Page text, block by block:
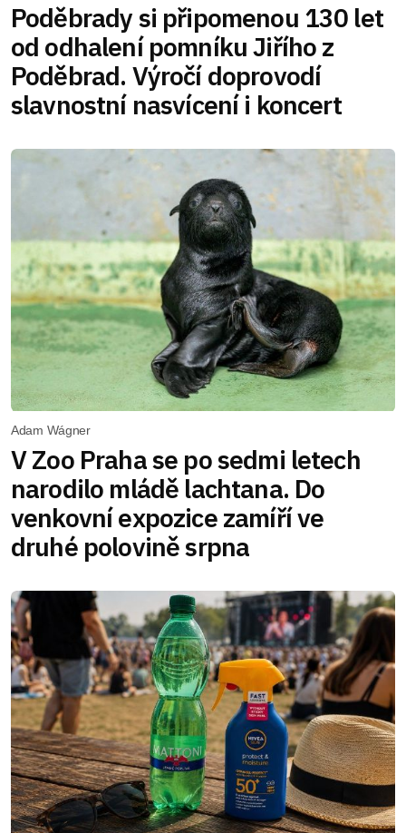
Poděbrady si připomenou 130 let
od odhalení pomníku Jiřího z
Poděbrad. Výročí doprovodí
slavnostní nasvícení i koncert
Adam Wágner
V Zoo Praha se po sedmi letech
narodilo mládě lachtana. Do
venkovní expozice zamíří ve
druhé polovině srpna